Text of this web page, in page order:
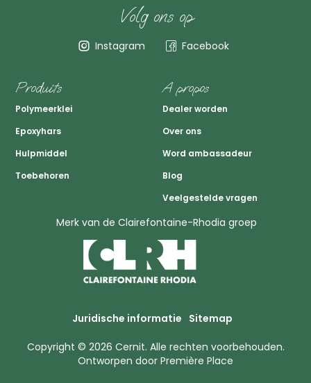
Volg ons op
Instagram Facebook
Produits
Polymeerklei
Epoxyhars
Hulpmiddel
Toebehoren
A propos
Dealer worden
Over ons
Word ambassadeur
Blog
Veelgestelde vragen
Merk van de Clairefontaine-Rhodia groep
Juridische informatie Sitemap
Copyright © 2026 Cernit. Alle rechten voorbehouden.
Ontworpen door Première Place